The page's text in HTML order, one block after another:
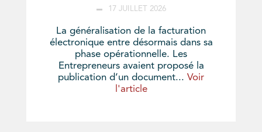
17 JUILLET 2026
La généralisation de la facturation
électronique entre désormais dans sa
phase opérationnelle. Les
Entrepreneurs avaient proposé la
publication d’un document... Voir
l'article